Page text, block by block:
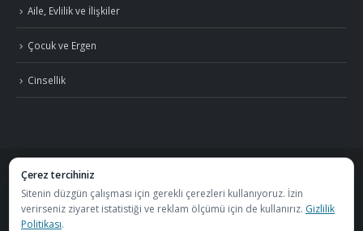
Aile, Evlilik ve İlişkiler
Çocuk ve Ergen
Cinsellik
©2026 Uzm. Psk. Kemal Özcan. Tüm hakları saklıdır. · Gizlilik Politikası ve KVKK
S.S.S.
Çerez tercihiniz
Sitenin düzgün çalışması için gerekli çerezleri kullanıyoruz. İzin
verirseniz ziyaret istatistiği ve reklam ölçümü için de kullanırız. Gizlilik
Politikası.